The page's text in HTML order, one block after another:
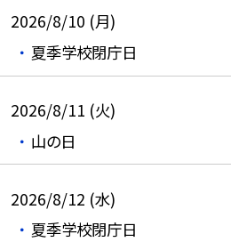
2026/8/10 (月)
夏季学校閉庁日
2026/8/11 (火)
山の日
2026/8/12 (水)
夏季学校閉庁日